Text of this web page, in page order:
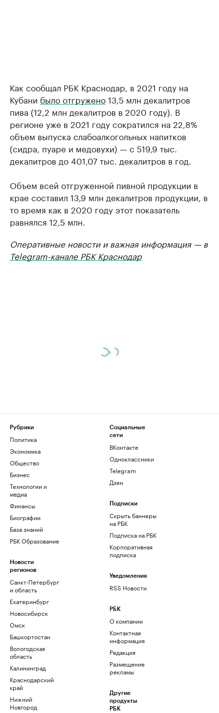
Как сообщал РБК Краснодар, в 2021 году на
Кубани было отгружено13,5 млн декалитров
пива (12,2 млн декалитров в 2020 году). В
регионе уже в 2021 году сократился на 22,8%
объем выпуска слабоалкогольных напитков
(сидра, пуаре и медовухи) — с 519,9 тыс.
декалитров до 401,07 тыс. декалитров в год.
Объем всей отгруженной пивной продукции в
крае составил 13,9 млн декалитров продукции, в
то время как в 2020 году этот показатель
равнялся 12,5 млн.
Оперативные новости и важная информация — в
Telegram-канале РБК Краснодар
Рубрики
Политика
Экономика
Общество
Бизнес
Технологии и
медиа
Финансы
Биографии
База знаний
РБК Образование
Новости
регионов
Санкт-Петербург
и область
Екатеринбург
Новосибирск
Омск
Башкортостан
Вологодская
область
Калининград
Краснодарский
край
Нижний
Новгород
Социальные
сети
ВКонтакте
Одноклассники
Telegram
Дзен
Подписки
Скрыть баннеры
на РБК
Подписка на РБК
Корпоративная
подписка
Уведомления
RSS Новости
РБК
О компании
Контактная
информация
Редакция
Размещение
рекламы
Другие
продукты
РБК